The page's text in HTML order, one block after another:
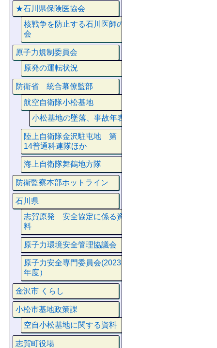
★石川県保険医協会
核戦争を防止する石川医師の
会
原子力規制委員会
原発の運転状況
防衛省 統合幕僚監部
航空自衛隊小松基地
小松基地の墜落、事故年表
陸上自衛隊金沢駐屯地 第
14普通科連隊ほか
海上自衛隊舞鶴地方隊
防衛監察本部ホットライン
石川県
志賀原発 安全協定に係る資
料
原子力環境安全管理協議会
原子力安全専門委員会(2023
年度）
金沢市 くらし
小松市基地政策課
空自小松基地に関する資料
志賀町役場